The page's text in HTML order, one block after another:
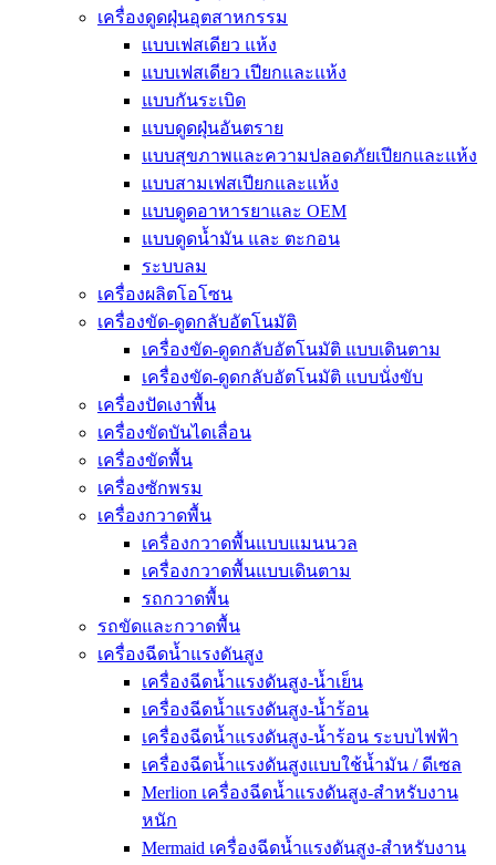
เครื่องดูดฝุ่นอุตสาหกรรม
แบบเฟสเดียว แห้ง
แบบเฟสเดียว เปียกและแห้ง
แบบกันระเบิด
แบบดูดฝุ่นอันตราย
แบบสุขภาพและความปลอดภัยเปียกและแห้ง
แบบสามเฟสเปียกและแห้ง
แบบดูดอาหารยาและ OEM
แบบดูดน้ำมัน และ ตะกอน
ระบบลม
เครื่องผลิตโอโซน
เครื่องขัด-ดูดกลับอัตโนมัติ
เครื่องขัด-ดูดกลับอัตโนมัติ แบบเดินตาม
เครื่องขัด-ดูดกลับอัตโนมัติ แบบนั่งขับ
เครื่องปัดเงาพื้น
เครื่องขัดบันไดเลื่อน
เครื่องขัดพื้น
เครื่องซักพรม
เครื่องกวาดพื้น
เครื่องกวาดพื้นแบบแมนนวล
เครื่องกวาดพื้นแบบเดินตาม
รถกวาดพื้น
รถขัดและกวาดพื้น
เครื่องฉีดน้ำแรงดันสูง
เครื่องฉีดน้ำแรงดันสูง-น้ำเย็น
เครื่องฉีดน้ำแรงดันสูง-น้ำร้อน
เครื่องฉีดน้ำแรงดันสูง-น้ำร้อน ระบบไฟฟ้า
เครื่องฉีดน้ำแรงดันสูงแบบใช้น้ำมัน / ดีเซล
Merlion เครื่องฉีดน้ำแรงดันสูง-สำหรับงาน
หนัก
Mermaid เครื่องฉีดน้ำแรงดันสูง-สำหรับงาน